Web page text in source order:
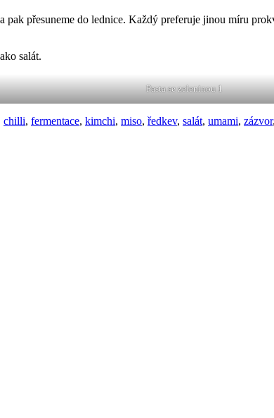
přesuneme do lednice. Každý preferuje jinou míru
salát.
Pasta se zeleninou 1
chilli, fermentace, kimchi, miso, ředkev, salát, umami, zázvor,